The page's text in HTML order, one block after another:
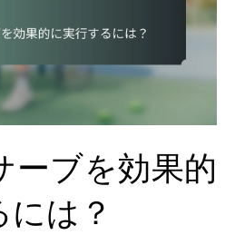
ーブを効果的
は？